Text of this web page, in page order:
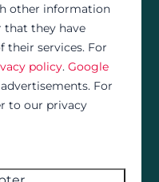
à La
située au cœur des
de sentiers de
à pied) du
other information
that they have
their services. For
policy.Google
For
to our privacy